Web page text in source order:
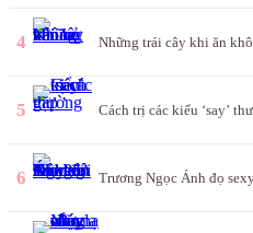
4 Những trái cây khi ăn
5 Cách trị các kiểu ‘say’
6 Trương Ngọc Ánh đọ